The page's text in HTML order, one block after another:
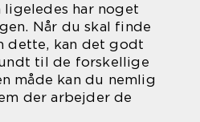
har noget
Når du skal finde
dette, kan det godt
til de forskellige
måde kan du nemlig
der arbejder de